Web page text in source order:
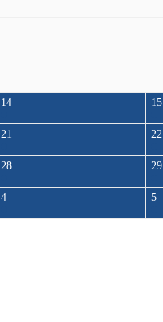
14 15
21 22
28 29
4 5